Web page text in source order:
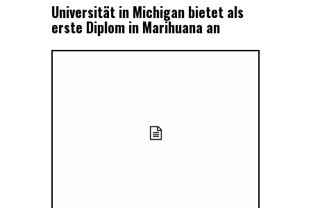
Universität in Michigan bietet als
erste Diplom in Marihuana an